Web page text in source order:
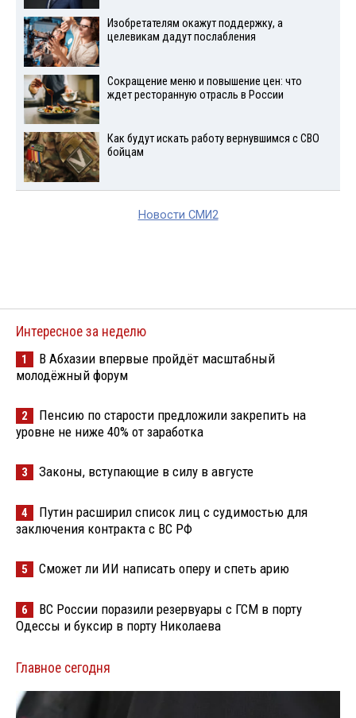
Изобретателям окажут поддержку, а
целевикам дадут послабления
Сокращение меню и повышение цен: что
ждет ресторанную отрасль в России
Как будут искать работу вернувшимся с СВО
бойцам
Новости СМИ2
Интересное за неделю
1
В Абхазии впервые пройдёт масштабный
молодёжный форум
2
Пенсию по старости предложили закрепить на
уровне не ниже 40% от заработка
3 Законы, вступающие в силу в августе
4
Путин расширил список лиц с судимостью для
заключения контракта с ВС РФ
5 Сможет ли ИИ написать оперу и спеть арию
6
ВС России поразили резервуары с ГСМ в порту
Одессы и буксир в порту Николаева
Главное сегодня